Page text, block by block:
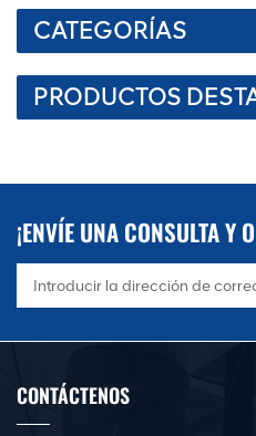
CATEGORÍAS
PRODUCTOS
¡ENVÍE UNA CONSULTA Y
CONTÁCTENOS